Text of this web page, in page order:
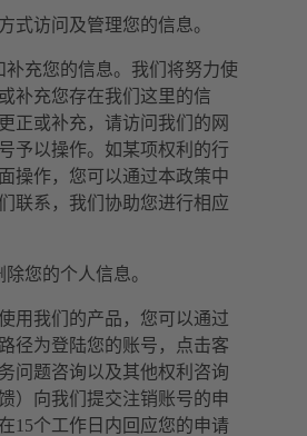
式访问及管理您的信息。
补充您的信息。我们将努力使
补充您存在我们这里的信
正或补充，请访问我们的网
予以操作。如某项权利的行
操作，您可以通过本政策中
联系，我们协助您进行相应
您的个人信息。
用我们的产品，您可以通过
径为登陆您的账号，点击客
问题咨询以及其他权利咨询
）向我们提交注销账号的申
15个工作日内回应您的申请